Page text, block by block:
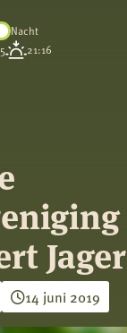
Nacht
21:16
14 juni 2019